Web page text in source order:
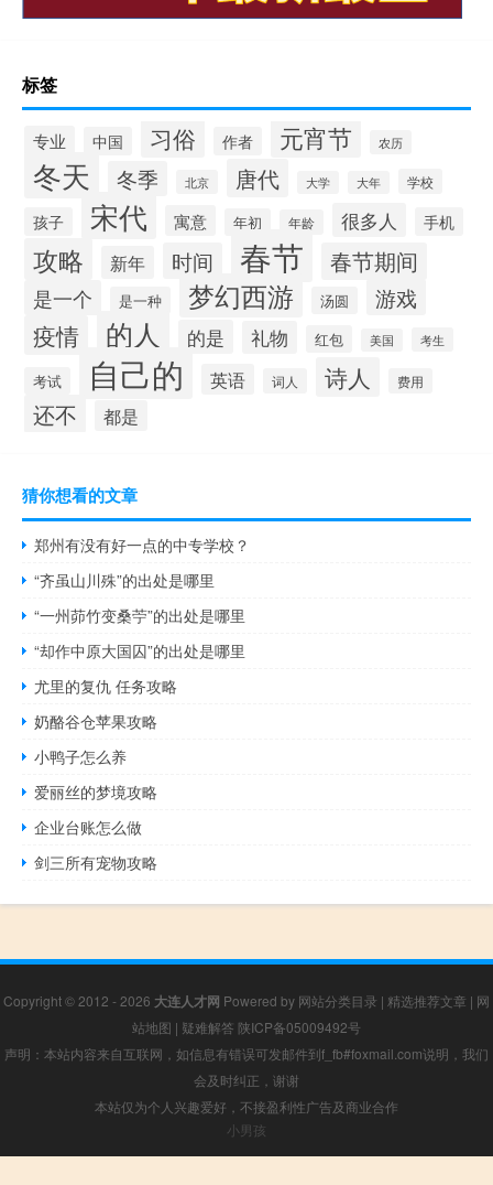
标签
专业 中国 习俗 作者 元宵节 农历
冬天 冬季 北京 唐代 大学 大年 学校
孩子 宋代 寓意 年初 年龄 很多人 手机
攻略 新年 时间 春节 春节期间
是一个 是一种 梦幻西游 汤圆 游戏
疫情 的人 的是 礼物 红包 美国 考生
考试 自己的 英语 词人 诗人 费用
还不 都是
猜你想看的文章
郑州有没有好一点的中专学校？
“齐虽山川殊”的出处是哪里
“一州茆竹变桑苧”的出处是哪里
“却作中原大国囚”的出处是哪里
尤里的复仇 任务攻略
奶酪谷仓苹果攻略
小鸭子怎么养
爱丽丝的梦境攻略
企业台账怎么做
剑三所有宠物攻略
Copyright © 2012 - 2026 大连人才网 Powered by 网站分类目录 | 精选推荐文章 | 网
站地图 | 疑难解答 陕ICP备05009492号
声明：本站内容来自互联网，如信息有错误可发邮件到f_fb#foxmail.com说明，我们
会及时纠正，谢谢
本站仅为个人兴趣爱好，不接盈利性广告及商业合作
小男孩